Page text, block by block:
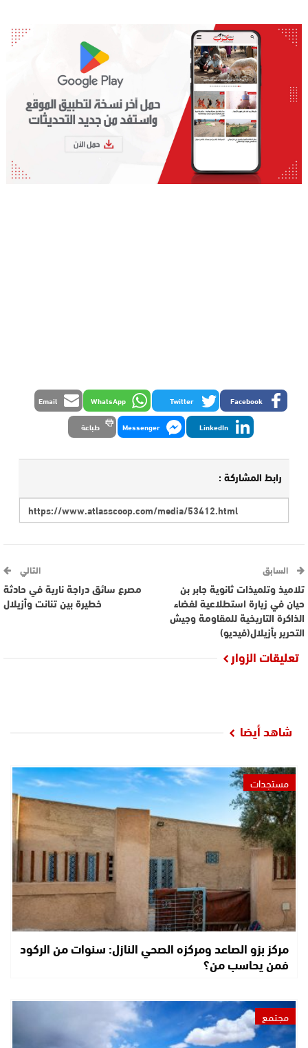
Facebook
Twitter
WhatsApp
Email
LinkedIn
Messenger طباعة
رابط المشاركة :
السابق
تلاميذ وتلميذات ثانوية جابر بن
حيان في زيارة استطلاعية لفضاء
الذاكرة التاريخية للمقاومة وجيش
التحرير بأزيلال(فيديو)
التالي
مصرع سائق دراجة نارية في حادثة
خطيرة بين تنانت وأزيلال
تعليقات الزوار
شاهد أيضا
مستجدات
مركز بزو الصاعد ومركزه الصحي النازل: سنوات من الركود
فمن يحاسب من؟
مجتمع